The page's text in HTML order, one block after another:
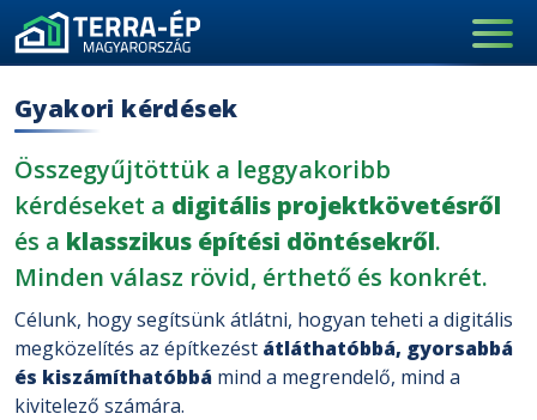
Main Navigation
Gyakori kérdések
Összegyűjtöttük a leggyakoribb
kérdéseket a digitális projektkövetésről
és a klasszikus építési döntésekről.
Minden válasz rövid, érthető és konkrét.
Célunk, hogy segítsünk átlátni, hogyan teheti a digitális
megközelítés az építkezést átláthatóbbá, gyorsabbá
és kiszámíthatóbbá mind a megrendelő, mind a
kivitelező számára.